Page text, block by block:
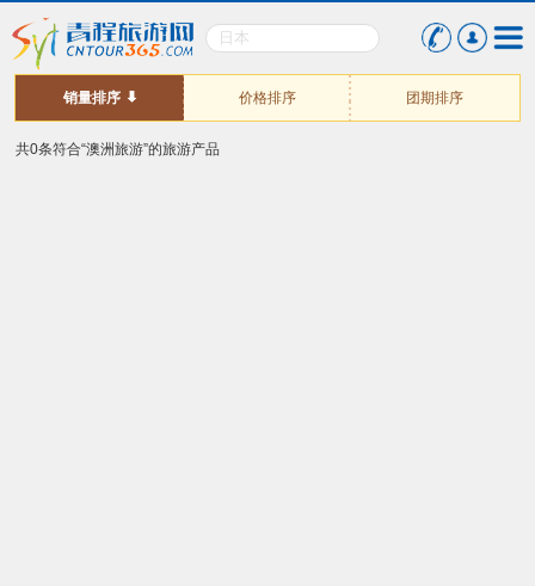
销量排序 价格排序 团期排序
共0条符合“澳洲旅游”的旅游产品